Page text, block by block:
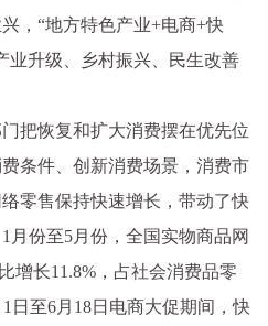
，“地方特色产业+电商+快
业升级、乡村振兴、民生改善
把恢复和扩大消费摆在优先位
条件、创新消费场景，消费市
零售保持快速增长，带动了快
月份至5月份，全国实物商品网
增长11.8%，占社会消费品零
日至6月18日电商大促期间，快